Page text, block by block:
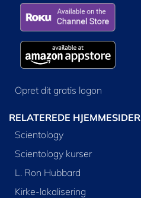
Opret dit gratis logon
RELATEREDE HJEMMESIDER
Scientology
Scientology kurser
L. Ron Hubbard
Kirke-lokalisering